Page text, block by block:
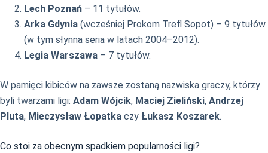
Lech Poznań – 11 tytułów.
Arka Gdynia (wcześniej Prokom Trefl Sopot) – 9 tytułów
(w tym słynna seria w latach 2004–2012).
Legia Warszawa – 7 tytułów.
W pamięci kibiców na zawsze zostaną nazwiska graczy, którzy
byli twarzami ligi: Adam Wójcik, Maciej Zieliński, Andrzej
Pluta, Mieczysław Łopatka czy Łukasz Koszarek.
Co stoi za obecnym spadkiem popularności ligi?